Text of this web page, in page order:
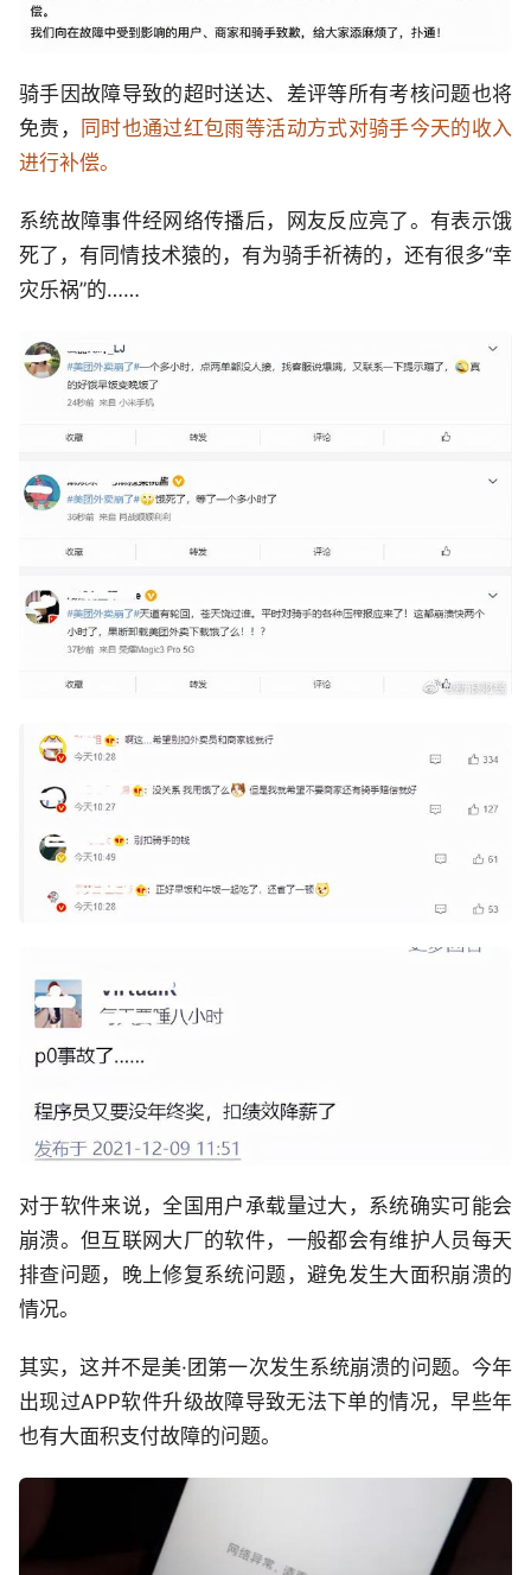
骑手因故障导致的超时送达、差评等所有考核问题也将
免责， 同时也通过红包雨等活动方式对骑手今天的收入
进行补偿。
系统故障事件经网络传播后，网友反应亮了。有表示饿
死了，有同情技术猿的，有为骑手祈祷的，还有很多“幸
灾乐祸”的……
对于软件来说，全国用户承载量过大，系统确实可能会
崩溃。但互联网大厂的软件，一般都会有维护人员每天
排查问题，晚上修复系统问题，避免发生大面积崩溃的
情况。
其实，这并不是美·团第一次发生系统崩溃的问题。今年
出现过APP软件升级故障导致无法下单的情况，早些年
也有大面积支付故障的问题。